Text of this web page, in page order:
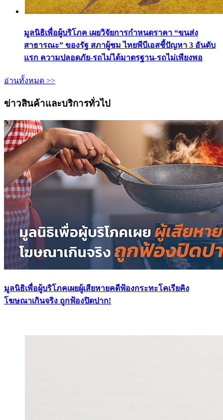
มูลนิธิเพื่อผู้บริโภค เผยวิจัยการกำหนดราคา “ขนส่ง
สาธารณะ” ของรัฐ สภาผู้ชม ไทยพีบีเอสชี้ปัญหา 3 อันดับ
แรก ความปลอดภัย-รถไม่ได้มาตรฐาน-รถไม่เพียงพอ
อ่านทั้งหมด >>
ข่าวสินค้าและบริการทั่วไป
มูลนิธิเพื่อผู้บริโภคเผยผู้เสียหายคดีฟ้องกระทะโคเรียคิง
โฆษณาเกินจริง ถูกฟ้องปิดปาก!